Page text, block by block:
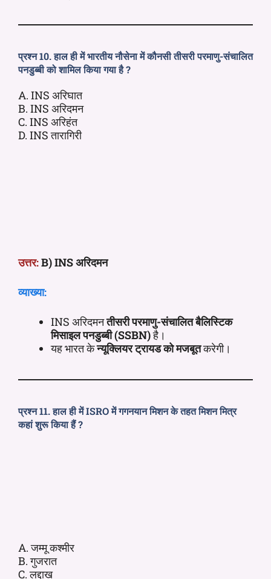
प्रश्न 10. हाल ही में भारतीय नौसेना में कौनसी तीसरी परमाणु-संचालित
पनडुब्बी को शामिल किया गया है ?
A. INS अरिघात
B. INS अरिदमन
C. INS अरिहंत
D. INS तारागिरी
उत्तर:B) INS अरिदमन
व्याख्या:
INS अरिदमनतीसरी परमाणु-संचालित बैलिस्टिक
मिसाइल पनडुब्बी (SSBN)है।
यह भारत केन्यूक्लियर ट्रायड को मजबूतकरेगी।
प्रश्न 11. हाल ही में ISRO में गगनयान मिशन के तहत मिशन मित्र
कहां शुरू किया हैं ?
A. जम्मू कश्मीर
B. गुजरात
C. लद्दाख